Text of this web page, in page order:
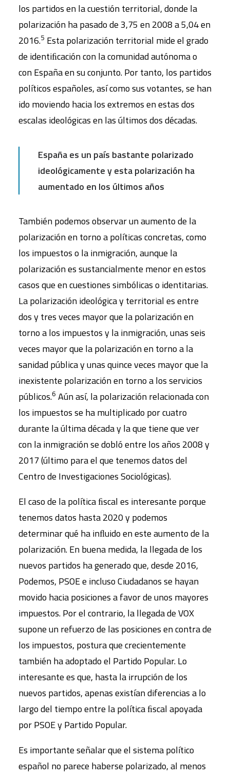
los partidos en la cuestión territorial, donde la
polarización ha pasado de 3,75 en 2008 a 5,04 en
2016.5 Esta polarización territorial mide el grado
de identiﬁcación con la comunidad autónoma o
con España en su conjunto. Por tanto, los partidos
políticos españoles, así como sus votantes, se han
ido moviendo hacia los extremos en estas dos
escalas ideológicas en las últimos dos décadas.
España es un país bastante polarizado
ideológicamente y esta polarización ha
aumentado en los últimos años
También podemos observar un aumento de la
polarización en torno a políticas concretas, como
los impuestos o la inmigración, aunque la
polarización es sustancialmente menor en estos
casos que en cuestiones simbólicas o identitarias.
La polarización ideológica y territorial es entre
dos y tres veces mayor que la polarización en
torno a los impuestos y la inmigración, unas seis
veces mayor que la polarización en torno a la
sanidad pública y unas quince veces mayor que la
inexistente polarización en torno a los servicios
públicos.6 Aún así, la polarización relacionada con
los impuestos se ha multiplicado por cuatro
durante la última década y la que tiene que ver
con la inmigración se dobló entre los años 2008 y
2017 (último para el que tenemos datos del
Centro de Investigaciones Sociológicas).
El caso de la política ﬁscal es interesante porque
tenemos datos hasta 2020 y podemos
determinar qué ha inﬂuido en este aumento de la
polarización. En buena medida, la llegada de los
nuevos partidos ha generado que, desde 2016,
Podemos, PSOE e incluso Ciudadanos se hayan
movido hacia posiciones a favor de unos mayores
impuestos. Por el contrario, la llegada de VOX
supone un refuerzo de las posiciones en contra de
los impuestos, postura que crecientemente
también ha adoptado el Partido Popular. Lo
interesante es que, hasta la irrupción de los
nuevos partidos, apenas existían diferencias a lo
largo del tiempo entre la política ﬁscal apoyada
por PSOE y Partido Popular.
Es importante señalar que el sistema político
español no parece haberse polarizado, al menos